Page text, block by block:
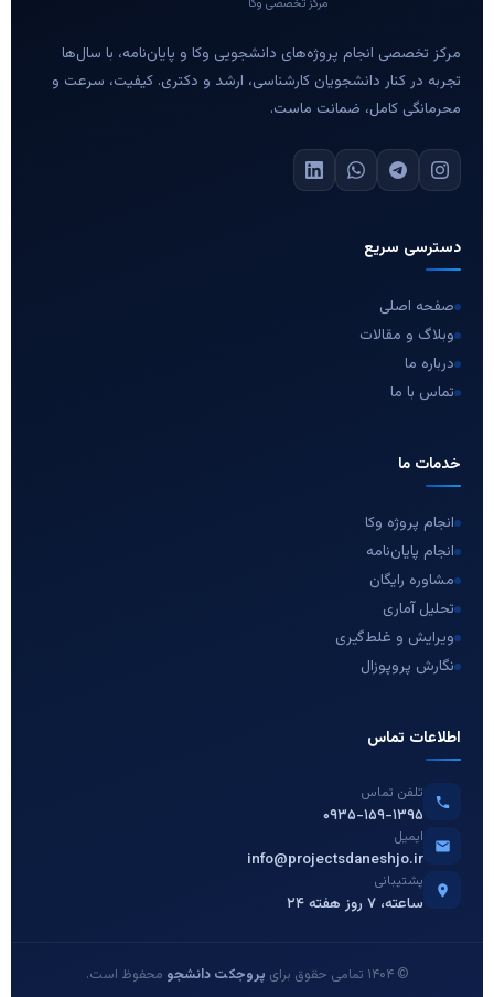
مرکز تخصصی انجام پروژه‌های دانشجویی وکا و پایان‌نامه، با سال‌ها
تجربه در کنار دانشجویان کارشناسی، ارشد و دکتری. کیفیت، سرعت و
محرمانگی کامل، ضمانت ماست.
دسترسی سریع
صفحه اصلی
وبلاگ و مقالات
درباره ما
تماس با ما
خدمات ما
انجام پروژه وکا
انجام پایان‌نامه
مشاوره رایگان
تحلیل آماری
ویرایش و غلط‌گیری
نگارش پروپوزال
اطلاعات تماس
تلفن تماس
۰۹۳۵-۱۵۹-۱۳۹۵
ایمیل
info@projectsdaneshjo.ir
پشتیبانی
۲۴ ساعته، ۷ روز هفته
© ۱۴۰۴ تمامی حقوق برای پروجکت دانشجو محفوظ است.